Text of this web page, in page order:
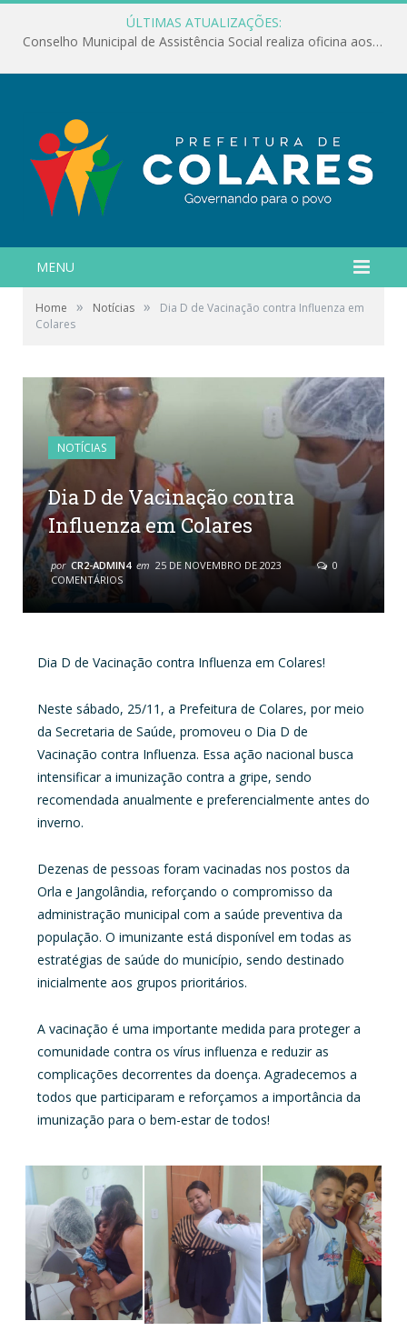
ÚLTIMAS ATUALIZAÇÕES:
Conselho Municipal de Assistência Social realiza oficina aos servidores
MENU
Home » Notícias »
Dia D de Vacinação contra Influenza em
Colares
NOTÍCIAS
Dia D de Vacinação contra
Influenza em Colares
por CR2-ADMIN4 em 25 DE NOVEMBRO DE 2023
0
COMENTÁRIOS
Dia D de Vacinação contra Influenza em Colares!
Neste sábado, 25/11, a Prefeitura de Colares, por meio
da Secretaria de Saúde, promoveu o Dia D de
Vacinação contra Influenza. Essa ação nacional busca
intensificar a imunização contra a gripe, sendo
recomendada anualmente e preferencialmente antes do
inverno.
Dezenas de pessoas foram vacinadas nos postos da
Orla e Jangolândia, reforçando o compromisso da
administração municipal com a saúde preventiva da
população. O imunizante está disponível em todas as
estratégias de saúde do município, sendo destinado
inicialmente aos grupos prioritários.
A vacinação é uma importante medida para proteger a
comunidade contra os vírus influenza e reduzir as
complicações decorrentes da doença. Agradecemos a
todos que participaram e reforçamos a importância da
imunização para o bem-estar de todos!